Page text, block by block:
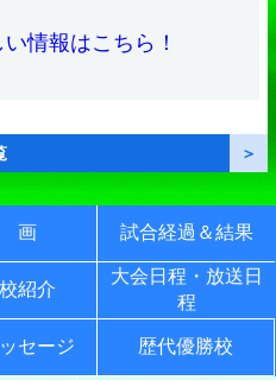
情報はこちら！
＞
画 試合経過＆結果
紹介
大会日程・放送日
程
セージ 歴代優勝校